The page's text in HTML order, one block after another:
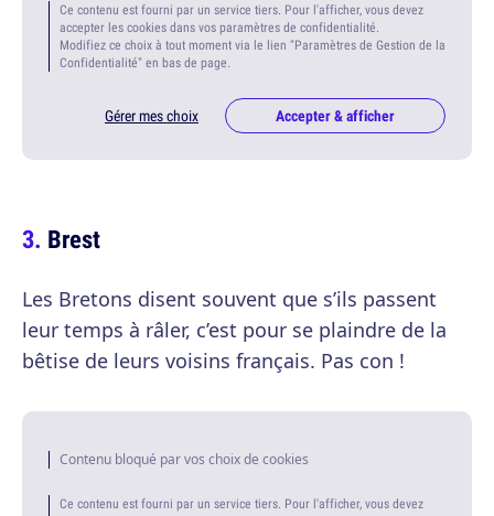
Ce contenu est fourni par un service tiers. Pour l'afficher, vous devez
accepter les cookies dans vos paramètres de confidentialité.
Modifiez ce choix à tout moment via le lien "Paramètres de Gestion de la
Confidentialité" en bas de page.
Gérer mes choix Accepter & afficher
Brest
Les Bretons disent souvent que s’ils passent
leur temps à râler, c’est pour se plaindre de la
bêtise de leurs voisins français. Pas con !
Contenu bloqué par vos choix de cookies
Ce contenu est fourni par un service tiers. Pour l'afficher, vous devez